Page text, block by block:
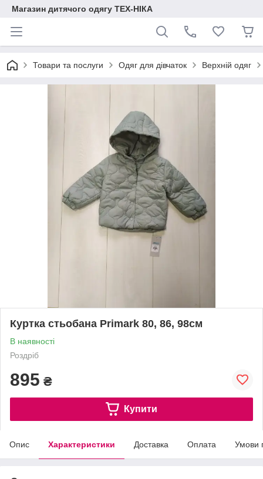
Магазин дитячого одягу ТЕХ-НІКА
Товари та послуги Одяг для дівчаток Верхній одяг
Куртка стьобана Primark 80, 86, 98см
В наявності
Роздріб
895 ₴
Купити
Опис Характеристики Доставка Оплата Умови